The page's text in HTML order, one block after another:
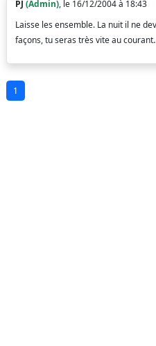
PJ (Admin), le 16/12/2004 à 18:43
Laisse les ensemble. La nuit il ne
façons, tu seras très vite au
1